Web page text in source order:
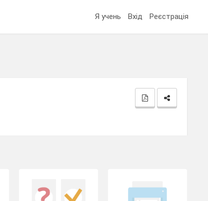
Я учень Вхід Реєстрація